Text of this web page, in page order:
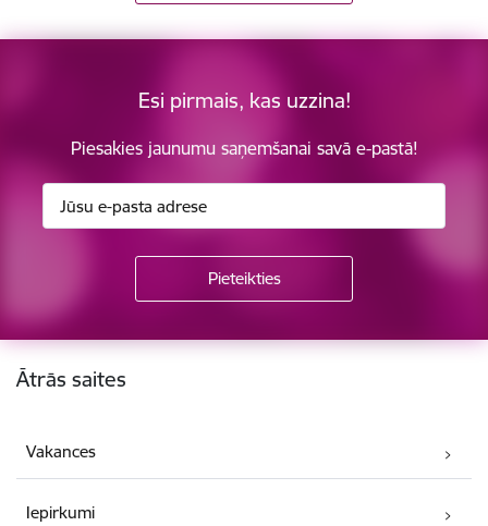
Esi pirmais, kas uzzina!
Piesakies jaunumu saņemšanai savā e-pastā!
Kājene
Ātrās saites
Vakances
Iepirkumi